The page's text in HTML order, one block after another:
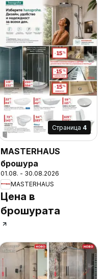
Cтраница 4
MASTERHAUS
брошура
01.08. - 30.08.2026
MASTERHAUS
Цена в
брошурата